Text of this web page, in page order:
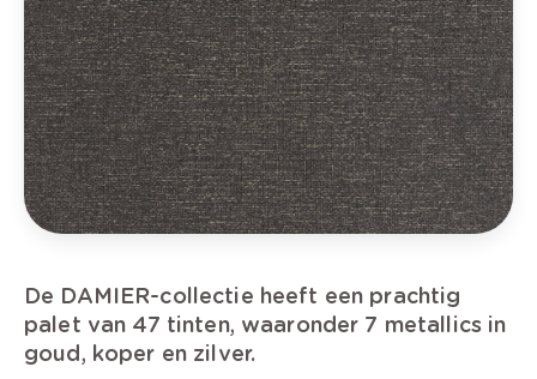
De DAMIER-collectie heeft een prachtig
palet van 47 tinten, waaronder 7 metallics in
goud, koper en zilver.